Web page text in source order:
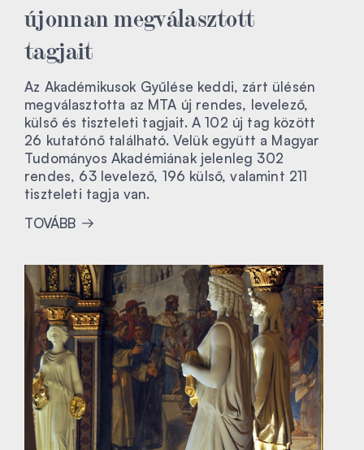
újonnan megválasztott
tagjait
Az Akadémikusok Gyűlése keddi, zárt ülésén
megválasztotta az MTA új rendes, levelező,
külső és tiszteleti tagjait. A 102 új tag között
26 kutatónő található. Velük együtt a Magyar
Tudományos Akadémiának jelenleg 302
rendes, 63 levelező, 196 külső, valamint 211
tiszteleti tagja van.
TOVÁBB